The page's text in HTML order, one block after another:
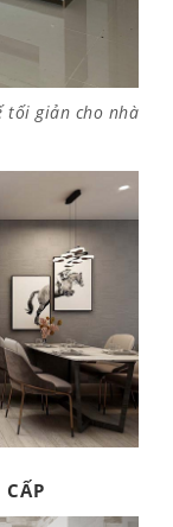
tối giản cho nhà